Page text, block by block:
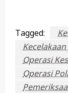
Tagged:
Operasi
Operasi